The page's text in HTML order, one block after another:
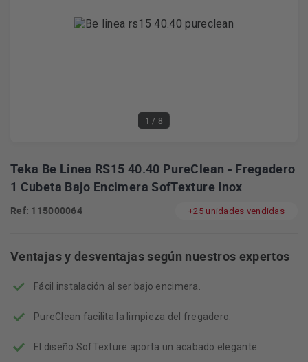
1 / 8
Teka Be Linea RS15 40.40 PureClean - Fregadero
1 Cubeta Bajo Encimera SofTexture Inox
Ref: 115000064 +25 unidades vendidas
Ventajas y desventajas según nuestros expertos
Fácil instalación al ser bajo encimera.
PureClean facilita la limpieza del fregadero.
El diseño SofTexture aporta un acabado elegante.